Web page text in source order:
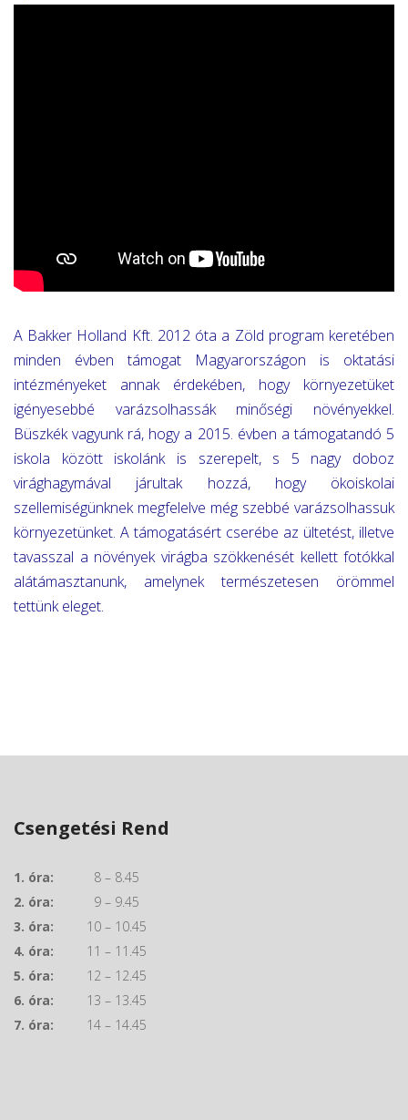
A Bakker Holland Kft. 2012 óta a Zöld program keretében
minden évben támogat Magyarországon is oktatási
intézményeket annak érdekében, hogy környezetüket
igényesebbé varázsolhassák minőségi növényekkel.
Büszkék vagyunk rá, hogy a 2015. évben a támogatandó 5
iskola között iskolánk is szerepelt, s 5 nagy doboz
virághagymával járultak hozzá, hogy ökoiskolai
szellemiségünknek megfelelve még szebbé varázsolhassuk
környezetünket. A támogatásért cserébe az ültetést, illetve
tavasszal a növények virágba szökkenését kellett fotókkal
alátámasztanunk, amelynek természetesen örömmel
tettünk eleget.
Csengetési Rend
1. óra: 8 – 8.45
2. óra: 9 – 9.45
3. óra: 10 – 10.45
4. óra: 11 – 11.45
5. óra: 12 – 12.45
6. óra: 13 – 13.45
7. óra: 14 – 14.45